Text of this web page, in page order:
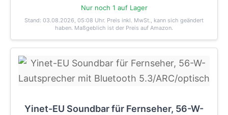
Nur noch 1 auf Lager
Stand: 03.08.2026, 05:08 Uhr. Preis inkl. MwSt., kann sich geändert
haben. Maßgeblich ist der Preis auf Amazon.
Yinet-EU Soundbar für Fernseher, 56-W-